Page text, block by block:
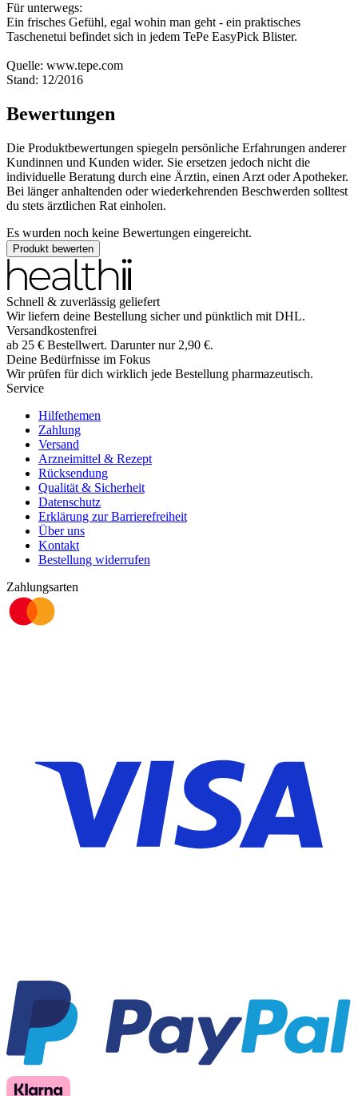
Für unterwegs:
Ein frisches Gefühl, egal wohin man geht - ein praktisches
Taschenetui befindet sich in jedem TePe EasyPick Blister.
Quelle: www.tepe.com
Stand: 12/2016
Bewertungen
Die Produktbewertungen spiegeln persönliche Erfahrungen anderer
Kundinnen und Kunden wider. Sie ersetzen jedoch nicht die
individuelle Beratung durch eine Ärztin, einen Arzt oder Apotheker.
Bei länger anhaltenden oder wiederkehrenden Beschwerden solltest
du stets ärztlichen Rat einholen.
Es wurden noch keine Bewertungen eingereicht.
Produkt bewerten
Schnell & zuverlässig geliefert
Wir liefern deine Bestellung sicher und pünktlich mit DHL.
Versandkostenfrei
ab 25 € Bestellwert. Darunter nur 2,90 €.
Deine Bedürfnisse im Fokus
Wir prüfen für dich wirklich jede Bestellung pharmazeutisch.
Service
Hilfethemen
Zahlung
Versand
Arzneimittel & Rezept
Rücksendung
Qualität & Sicherheit
Datenschutz
Erklärung zur Barrierefreiheit
Über uns
Kontakt
Bestellung widerrufen
Zahlungsarten